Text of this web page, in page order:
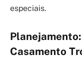
especiais.
Casamento